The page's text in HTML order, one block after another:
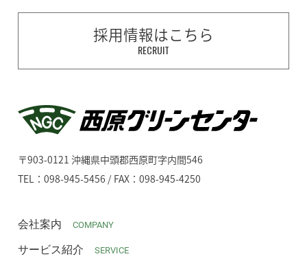
採用情報はこちら
RECRUIT
〒903-0121 沖縄県中頭郡西原町字内間546
TEL：098-945-5456 / FAX：098-945-4250
会社案内 COMPANY
サービス紹介 SERVICE